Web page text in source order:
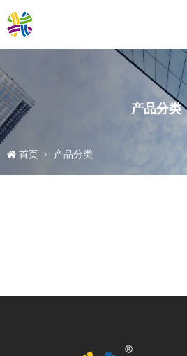
产品分类
首页 产品分类